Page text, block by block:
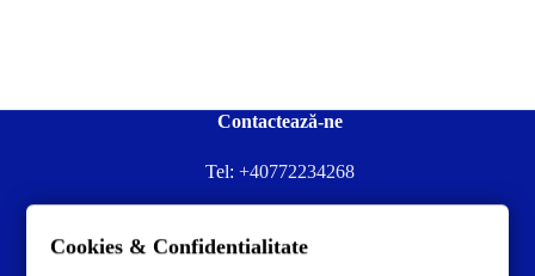
Contactează-ne
Tel: +40772234268
Contacteză-ne la:✉️contact@concrete-forma.com
Cookies & Confidentialitate